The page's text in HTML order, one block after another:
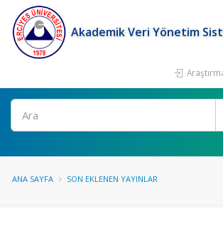
Akademik Veri Yönetim
Ara
ANA SAYFA SON EKLENEN YAYINLAR